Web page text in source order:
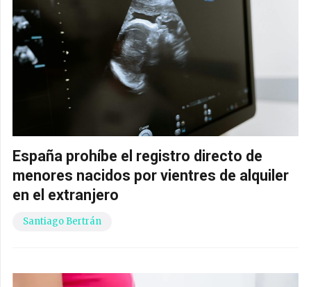
España prohíbe el registro directo de
menores nacidos por vientres de alquiler
en el extranjero
Santiago Bertrán